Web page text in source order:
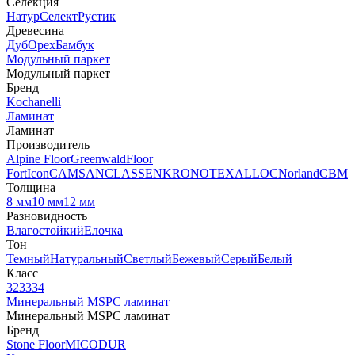
НатурСелектРустик
Древесина
ДубОрехБамбук
Модульный паркет
Модульный паркет
Бренд
Kochanelli
Ламинат
Ламинат
Производитель
Alpine FloorGreenwaldFloor
FortIconCAMSANCLASSENKRONOTEXALLOCNorlandCBM
Толщина
8 мм10 мм12 мм
Разновидность
ВлагостойкийЕлочка
Тон
ТемныйНатуральныйСветлыйБежевыйСерыйБелый
Класс
323334
Минеральный MSPC ламинат
Минеральный MSPC ламинат
Бренд
Stone FloorMICODUR